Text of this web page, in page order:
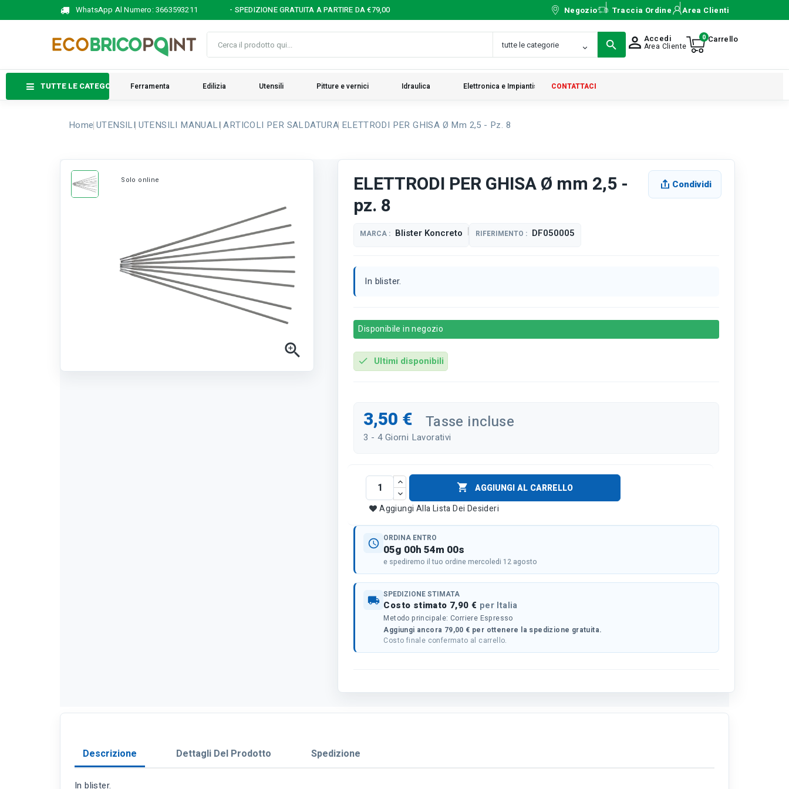
WhatsApp Al Numero:3663593211 - SPEDIZIONE GRATUITA A PARTIRE DA €79,00 Negozio Traccia Ordine Area Clienti
person_outline Accedi
Area Cliente
0
TUTTE LE CATEGORIE Ferramenta Edilizia Utensili Pitture e vernici Idraulica Elettronica e Impiantistica CONTATTACI
Home UTENSILI UTENSILI MANUALI ARTICOLI PER SALDATURA ELETTRODI PER GHISA Ø Mm 2,5 - Pz. 8

Solo online
ELETTRODI PER GHISA Ø mm 2,5 -
pz. 8
MARCA : Blister Koncreto RIFERIMENTO : DF050005
In blister.
Disponibile in negozio
check Ultimi disponibili
3,50 € Tasse incluse
3 - 4 Giorni Lavorativi

AGGIUNGI AL CARRELLO
Aggiungi Alla Lista Dei Desideri
Condividi
schedule ORDINA ENTRO
05g 00h 54m 00s
e spediremo il tuo ordine mercoledi 12 agosto
local_shipping SPEDIZIONE STIMATA
Costo stimato 7,90 € per Italia
Metodo principale: Corriere Espresso
Aggiungi ancora 79,00 € per ottenere la spedizione gratuita.
Costo finale confermato al carrello.
Descrizione Dettagli Del Prodotto Spedizione
In blister.